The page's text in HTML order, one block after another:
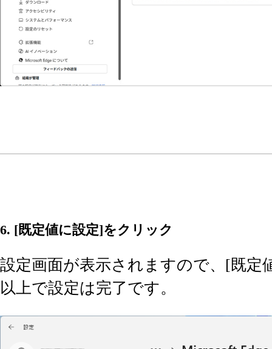
6. [既定値に設定]をクリック
設定画面が表示されますので、[既定
以上で設定は完了です。